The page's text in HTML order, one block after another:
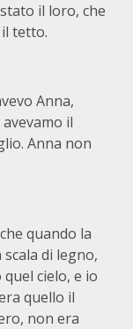
il loro, che
tetto.
Anna,
il
Anna non
quando la
di legno,
cielo, e io
quello il
non era